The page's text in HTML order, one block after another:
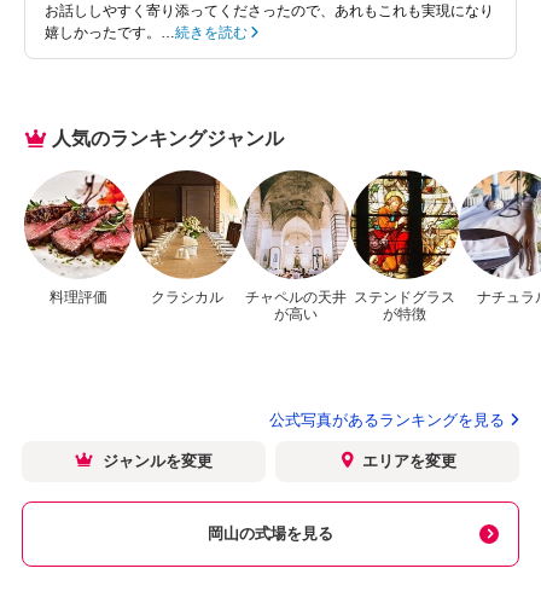
お話ししやすく寄り添ってくださったので、あれもこれも実現になり
嬉しかったです。… 続きを読む
人気のランキングジャンル
料理評価 クラシカル
チャペルの天井
が高い
ステンドグラス
が特徴
ナチュラ
公式写真があるランキングを見る
ジャンルを変更 エリアを変更
岡山の式場を見る